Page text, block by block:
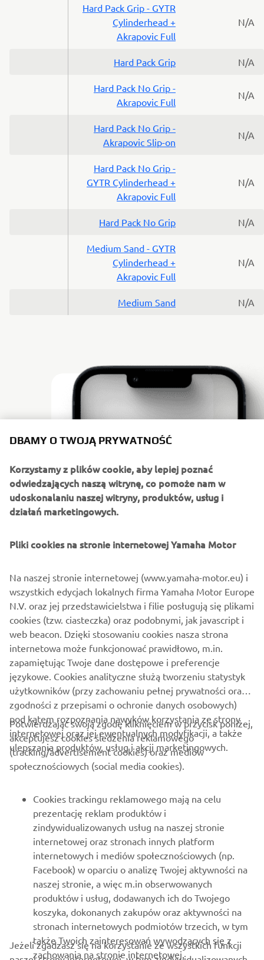
Hard Pack Grip - GYTR
Cylinderhead +
Akrapovic Full
N/A
Hard Pack Grip N/A
Hard Pack No Grip -
Akrapovic Full
N/A
Hard Pack No Grip -
Akrapovic Slip-on
N/A
Hard Pack No Grip -
GYTR Cylinderhead +
Akrapovic Full
N/A
Hard Pack No Grip N/A
Medium Sand - GYTR
Cylinderhead +
Akrapovic Full
N/A
Medium Sand N/A
POWER TUNER
Kliknij łącze, aby przejść do preferowanego sklepu z
aplikacjami.
O FIRMIE
WIĘCEJ YAMAHA
WSPARCIE
NEWSLETTER
Bądź na bieżąco z informacjami o najnowszych ofertach,
wydarzeniach specjalnych, nowościach i nie tylko
DBAMY O TWOJĄ PRYWATNOŚĆ
Korzystamy z plików cookie, aby lepiej poznać
odwiedzających naszą witrynę, co pomoże nam w
udoskonalaniu naszej witryny, produktów, usług i
działań marketingowych.
Pliki cookies na stronie internetowej Yamaha Motor
Na naszej stronie internetowej (www.yamaha-motor.eu) i
wszystkich edycjach lokalnych firma Yamaha Motor Europe
N.V. oraz jej przedstawicielstwa i filie posługują się plikami
cookies (tzw. ciasteczka) oraz podobnymi, jak javascript i
web beacon. Dzięki stosowaniu cookies nasza strona
internetowa może funkcjonować prawidłowo, m.in.
zapamiętując Twoje dane dostępowe i preferencje
językowe. Cookies analityczne służą tworzeniu statystyk
użytkowników (przy zachowaniu pełnej prywatności oraz
zgodności z przepisami o ochronie danych osobowych)
pod kątem rozpoznania nawyków korzystania ze strony
internetowej oraz jej ewentualnych modyfikacji, a także
ulepszania produktów, usług i akcji marketingowych.
Potwierdzając swoją zgodę kliknięciem w przycisk poniżej,
akceptujesz cookies śledzenia reklamowego
(tracking/advertisement cookies) oraz mediów
społecznościowych (social media cookies).
Cookies trackingu reklamowego mają na celu
prezentację reklam produktów i
zindywidualizowanych usług na naszej stronie
internetowej oraz stronach innych platform
internetowych i mediów społecznościowych (np.
Facebook) w oparciu o analizę Twojej aktywności na
naszej stronie, a więc m.in obserwowanych
produktów i usług, dodawanych ich do Twojego
koszyka, dokonanych zakupów oraz aktywności na
stronach internetowych podmiotów trzecich, w tym
także Twoich zainteresowań wywodzących się z
zachowania na stronie internetowej.
Jeżeli zgadzasz się na korzystanie ze wszystkich funkcji